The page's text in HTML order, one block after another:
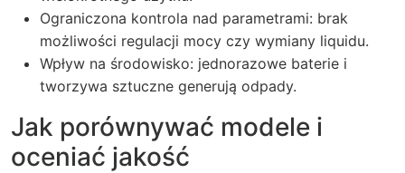
Ograniczona kontrola nad parametrami: brak
możliwości regulacji mocy czy wymiany liquidu.
Wpływ na środowisko: jednorazowe baterie i
tworzywa sztuczne generują odpady.
Jak porównywać modele i
oceniać jakość